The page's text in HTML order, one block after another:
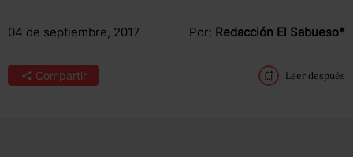
04 de septiembre, 2017 Por: Redacción El Sabueso*
Compartir Leer después